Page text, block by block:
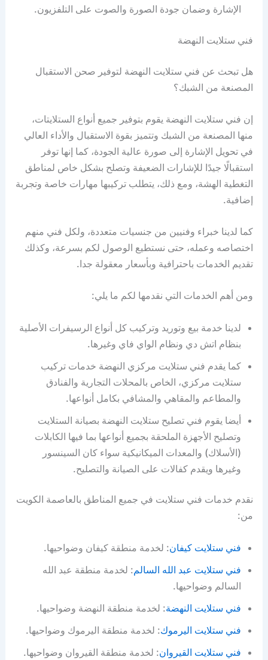
الإشارة وضمان جودة الصورة والصوت على التلفزيون.
فني ستلايت النهضة
هل تبحث عن فني ستلايت النهضة لتوفير صحن الاستقبال
المصنعة من الشبك؟
إن فني ستلايت النهضة يقوم بتوفير جميع أنواع الستلايتات،
منها المصنعة من الشبك وتتميز بقوة الاستقبال والأداء العالي
في تحويل الإشارة إلى صورة عالية الجودة، كما إنها توفر
استقبالًا جيدًا للإشارات الضعيفة وتصلح بشكل خاص لمناطق
التغطية الهشة، ومع ذلك، يتطلب تركيبها مهارات خاصة وتجربة
إضافية.
كما لدينا خبراء وفنيين من جنسيات متعددة، ولكل فني منهم
اختصاصه وعمله، حتى نستطيع الوصول لكم بسرعة، وكذلك
تقديم الخدمات باحترافية وبأسعار معقولة جدا.
ومن أهم الخدمات التي نقدمها لكم ما يلي:
لدينا خدمة بيع وتوريد وتركيب كل أنواع الرسيفرات الأصلية
بنظام اتش دي ونظام الواي فاي وغيرها.
كما يقدم فني ستلايت مركزي النهضة خدمات تركيب
ستلايت مركزي، الخاص بالمحلات التجارية والفنادق
والمطاعم والمقاهي والمشافي بكامل أنواعها.
أيضا يقوم فني تصليح ستلايت النهضة بصيانة الستلايت
وتصليح الأجهزة الملحقة بجميع أنواعها بما فيها الكابلات
(الأسلاك) والمعدات الميكانيكية سواء كان السينسور
وغيرها ويقدم كفالات على الصيانة والتصليح.
نقدم خدمات فني ستلايت في جميع المناطق بالعاصمة الكويت
من:
فني ستلايت كيفان: لخدمة منطقة كيفان وضواحيها.
فني ستلايت عبد الله السالم: لخدمة منطقة عبد الله
السالم وضواحيها.
فني ستلايت النهضة: لخدمة منطقة النهضة وضواحيها.
فني ستلايت اليرموك: لخدمة منطقة اليرموك وضواحيها.
فني ستلايت القيروان: لخدمة منطقة القيروان وضواحيها.